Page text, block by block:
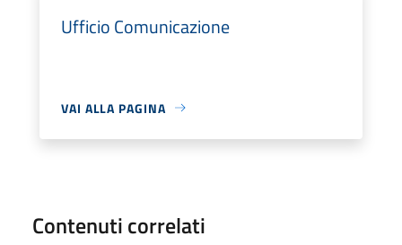
Ufficio Comunicazione
VAI ALLA PAGINA
Contenuti correlati